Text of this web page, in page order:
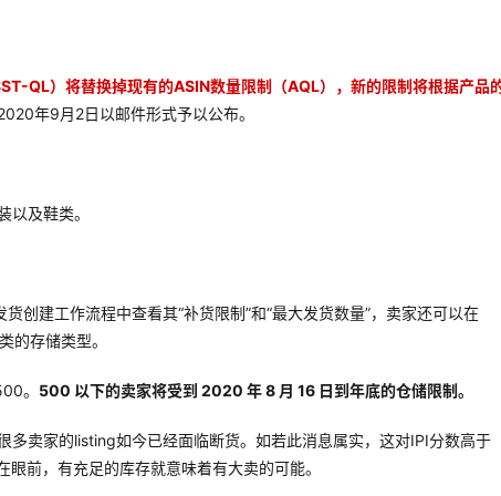
QL）将替换掉现有的ASIN数量限制（AQL），新的限制将根据产品
年9月2日以邮件形式予以公布。
及鞋类。
创建工作流程中查看其“补货限制”和“最大发货数量”，卖家还可以在
的存储类型。
。 500 以下的卖家将受到 2020 年 8 月 16 日到年底的仓储限制。
多卖家的listing如今已经面临断货。如若此消息属实，这对IPI分数高于
前，有充足的库存就意味着有大卖的可能。